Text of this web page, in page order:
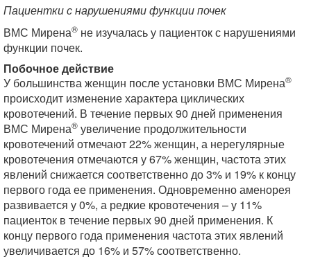
Пациентки с нарушениями функции почек
ВМС Мирена® не изучалась у пациенток с нарушениями
функции почек.
Побочное действие
У большинства женщин после установки ВМС Мирена®
происходит изменение характера циклических
кровотечений. В течение первых 90 дней применения
ВМС Мирена® увеличение продолжительности
кровотечений отмечают 22% женщин, а нерегулярные
кровотечения отмечаются у 67% женщин, частота этих
явлений снижается соответственно до 3% и 19% к концу
первого года ее применения. Одновременно аменорея
развивается у 0%, а редкие кровотечения – у 11%
пациенток в течение первых 90 дней применения. К
концу первого года применения частота этих явлений
увеличивается до 16% и 57% соответственно.